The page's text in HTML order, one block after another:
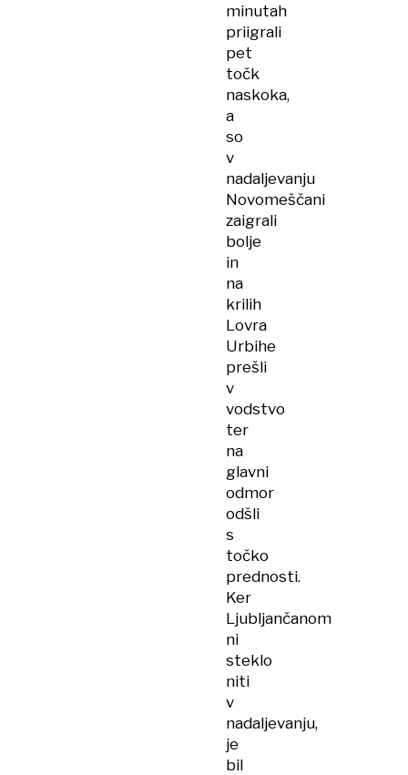
minutah
priigrali
pet
točk
naskoka,
a
so
v
nadaljevanju
Novomeščani
zaigrali
bolje
in
na
krilih
Lovra
Urbihe
prešli
v
vodstvo
ter
na
glavni
odmor
odšli
s
točko
prednosti.
Ker
Ljubljančanom
ni
steklo
niti
v
nadaljevanju,
je
bil